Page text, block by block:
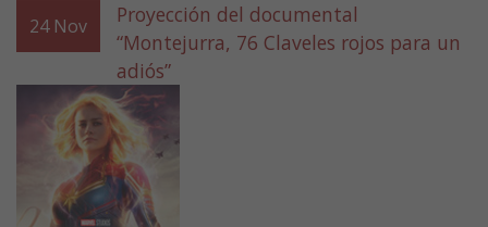
24 Nov
Proyección del documental
“Montejurra, 76 Claveles rojos para un
adiós”